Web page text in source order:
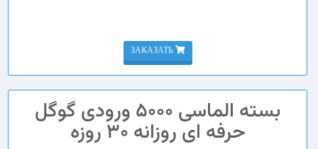
ЗАКАЗАТЬ
بسته الماسی 5000 ورودی گوگل
حرفه ای روزانه 30 روزه